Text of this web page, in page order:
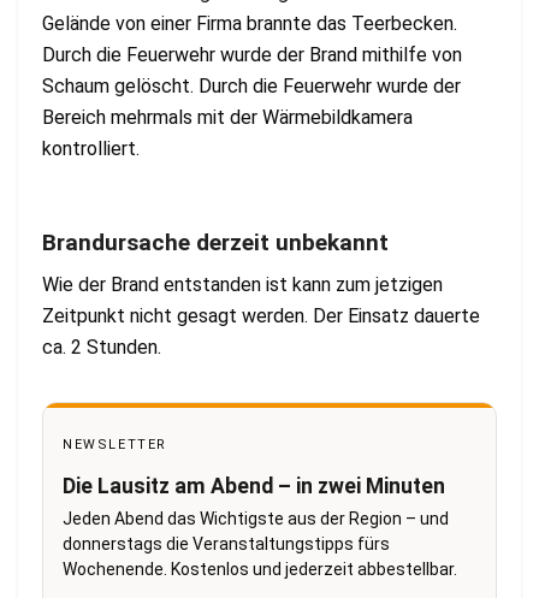
Gelände von einer Firma brannte das Teerbecken.
Durch die Feuerwehr wurde der Brand mithilfe von
Schaum gelöscht. Durch die Feuerwehr wurde der
Bereich mehrmals mit der Wärmebildkamera
kontrolliert.
Brandursache derzeit unbekannt
Wie der Brand entstanden ist kann zum jetzigen
Zeitpunkt nicht gesagt werden. Der Einsatz dauerte
ca. 2 Stunden.
NEWSLETTER
Die Lausitz am Abend – in zwei Minuten
Jeden Abend das Wichtigste aus der Region – und
donnerstags die Veranstaltungstipps fürs
Wochenende. Kostenlos und jederzeit abbestellbar.